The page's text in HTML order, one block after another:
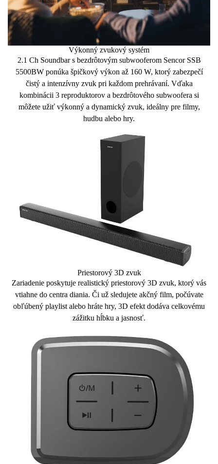
Výkonný zvukový systém
2.1 Ch Soundbar s bezdrôtovým subwooferom Sencor SSB
5500BW ponúkašpičkový výkon až 160 W, ktorý zabezpečí
čistý a intenzívny zvuk pri každom prehrávaní. Vďaka
kombinácii 3 reproduktorova bezdrôtového subwooferasi
môžete užiťvýkonný a dynamický zvuk, ideálny pre filmy,
hudbu alebo hry.
Priestorový 3D zvuk
Zariadenie poskytuje realistický priestorový 3D zvuk, ktorý vás
vtiahne do centra diania. Či už sledujete akčný film, počúvate
obľúbený playlist alebo hráte hry, 3D efekt dodáva celkovému
zážitku hĺbku a jasnosť.